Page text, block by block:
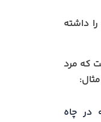
داشته
که مرد
در چاه